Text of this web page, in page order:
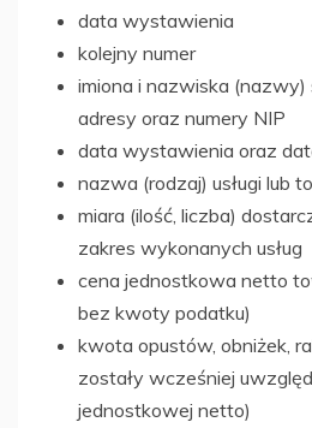
data wystawienia
kolejny numer
imiona i nazwiska (nazwy)
adresy oraz numery NIP
data wystawienia oraz
nazwa (rodzaj) usługi lub
miara (ilość, liczba)
zakres wykonanych usług
cena jednostkowa netto
bez kwoty podatku)
kwota opustów, obniżek,
zostały wcześniej
jednostkowej netto)